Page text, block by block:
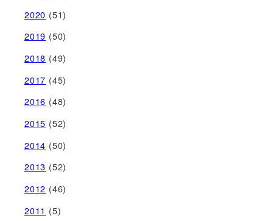
2020 (51)
2019 (50)
2018 (49)
2017 (45)
2016 (48)
2015 (52)
2014 (50)
2013 (52)
2012 (46)
2011 (5)